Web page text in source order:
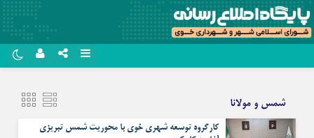
سروش
رمز عبور
شمس و مولانا
کارگروه توسعه شهری خوی با محوریت شمس تبریزی